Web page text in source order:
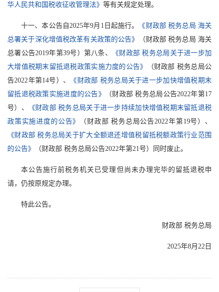
华人民共和国税收征收管理法》 等有关规定处理。
十一、本公告自2025年9月1日起施行。
《财政部 税务总局 海关
总署关于深化增值税改革有关政策的公告》
（财政部 税务总局 海关
总署公告2019年第39号）第八条、
《财政部 税务总局关于进一步加
大增值税期末留抵退税政策实施力度的公告》
（财政部 税务总局公
告2022年第14号）、
《财政部 税务总局关于进一步加快增值税期末
留抵退税政策实施进度的公告》
（财政部 税务总局公告2022年第17
号）、
《财政部 税务总局关于进一步持续加快增值税期末留抵退税
政策实施进度的公告》
（财政部 税务总局公告2022年第19号）、
《财政部 税务总局关于扩大全额退还增值税留抵税额政策行业范围
的公告》
（财政部 税务总局公告2022年第21号）同时废止。
本公告施行前税务机关已受理但尚未办理完毕的留抵退税申
请，仍按原规定办理。
特此公告。
财政部 税务总局
2025年8月22日